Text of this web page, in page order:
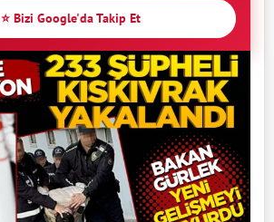
⭐ Bizi Google'da Takip Et